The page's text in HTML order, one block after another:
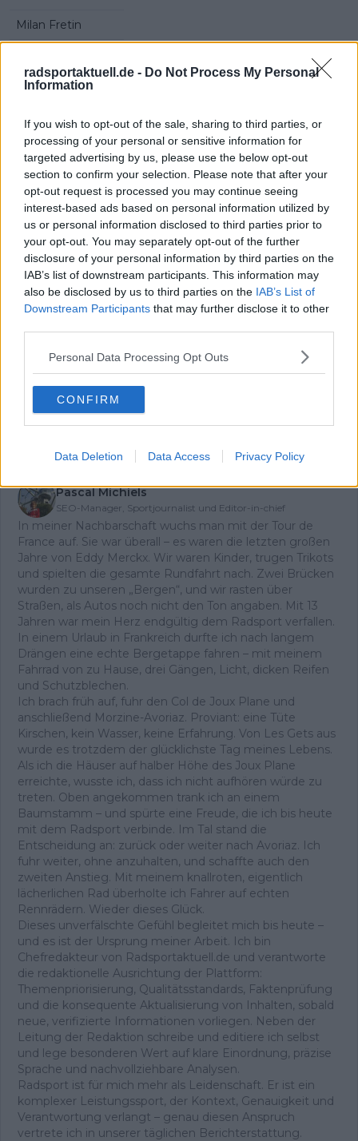
radsportaktuell.de - Do Not Process My Personal
Information
If you wish to opt-out of the sale, sharing to third parties, or
processing of your personal or sensitive information for
targeted advertising by us, please use the below opt-out
section to confirm your selection. Please note that after your
opt-out request is processed you may continue seeing
interest-based ads based on personal information utilized by
us or personal information disclosed to third parties prior to
your opt-out. You may separately opt-out of the further
disclosure of your personal information by third parties on the
IAB’s list of downstream participants. This information may
also be disclosed by us to third parties on the IAB’s List of
Downstream Participants that may further disclose it to other
Personal Data Processing Opt Outs
CONFIRM
Data Deletion Data Access Privacy Policy
Milan Fretin
Hugo Page
Benjamin Thomas
Ion Izagirre
Jetzt kostenlos den RadsportAktuell-
Newsletter abonnieren!
Nachdem du auf „Abonnieren“ geklickt hast,
erhältst du sofort eine E-Mail von uns. Bei
einigen Lesern landet diese im Spam-
Alle wichtigen News, Ergebnisse und
Rennvorschauen – täglich kompakt per E-
Abonnieren
Pascal Michiels
SEO-Manager, Sportjournalist und Editor-in-chief
In meiner Nachbarschaft wuchs man mit der Tour de
France auf. Sie war überall – es waren die letzten großen
Jahre von Eddy Merckx. Wir waren Kinder, trugen Trikots
und spielten die gesamte Rundfahrt nach. Zwei Brücken
wurden zu unseren „Bergen“, und wir rasten über
Straßen, als Autos noch nicht den Ton angaben. Mit 13
Jahren war mein Herz endgültig dem Radsport verfallen.
In einem Urlaub in Frankreich durfte ich nach langem
Drängen eine echte Bergetappe fahren – mit meinem
Fahrrad von zu Hause, drei Gängen, Licht, dicken Reifen
und Schutzblechen.
Ich brach früh auf, fuhr den Col de Joux Plane und
anschließend Morzine-Avoriaz. Proviant: eine Tüte
Kirschen, kein Wasser, keine Erfahrung. Von Les Gets aus
wurde es trotzdem der glücklichste Tag meines Lebens.
Als ich die Häuser auf halber Höhe des Joux Plane
erreichte, wusste ich, dass ich nicht aufhören würde zu
treten. Oben angekommen trank ich an einem
Baumstamm – und spürte eine Freude, die ich bis heute
mit dem Radsport verbinde. Im Tal stand die
Entscheidung an: zurück oder weiter nach Avoriaz. Ich
fuhr weiter, ohne anzuhalten, und schaffte auch den
zweiten Anstieg. Mit meinem knallroten, eigentlich
lächerlichen Rad überholte ich Fahrer auf echten
Rennrädern. Wieder dieses Glück.
Dieses unverfälschte Gefühl begleitet mich bis heute –
und es ist der Ursprung meiner Arbeit. Ich bin
Chefredakteur von Radsportaktuell.de und verantworte
die redaktionelle Ausrichtung der Plattform:
Themenpriorisierung, Qualitätsstandards, Faktenprüfung
und die konsequente Aktualisierung von Inhalten, sobald
neue, verifizierte Informationen vorliegen. Neben der
Leitung der Redaktion schreibe und editiere ich selbst
und lege besonderen Wert auf klare Einordnung, präzise
Sprache und nachvollziehbare Analysen.
Radsport ist für mich mehr als Leidenschaft. Er ist ein
komplexer Leistungssport, der Kontext, Genauigkeit und
Verantwortung verlangt – genau diesen Anspruch
vertrete ich in unserer täglichen Berichterstattung.